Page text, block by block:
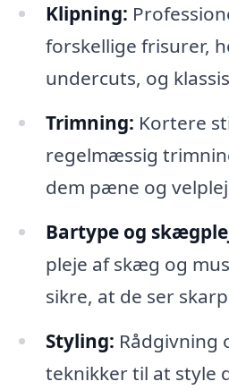
Klipning:
forskellige frisurer,
undercuts, og
Trimning: Kortere
regelmæssig
dem pæne og
Bartype og
pleje af skæg og
sikre, at de ser
Styling: Rådgivning
teknikker til at style